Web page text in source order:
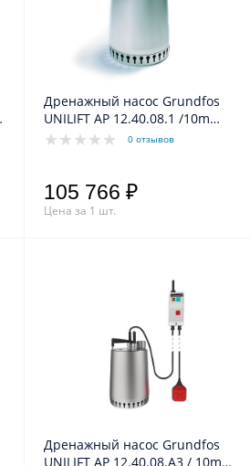
Дренажный насос Grundfos
UNILIFT AP 12.40.08.1 /10m
1,3/0,8kW 5,9A 1x230V 50Hz
0 отзывов
105 766 ₽
Цена за 1 шт.
Дренажный насос Grundfos
UNILIFT AP 12.40.08.A3 / 10m